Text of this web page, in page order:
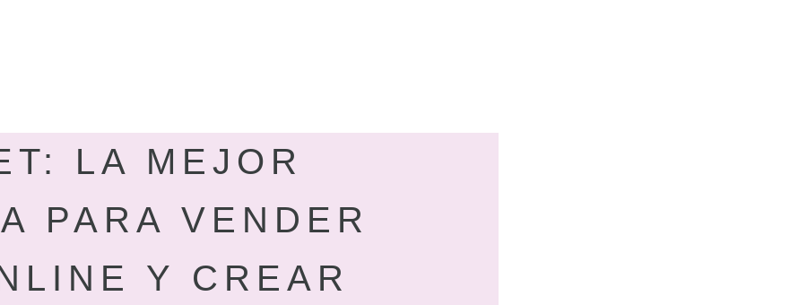
LA MEJOR
PARA VENDER
Y CREAR